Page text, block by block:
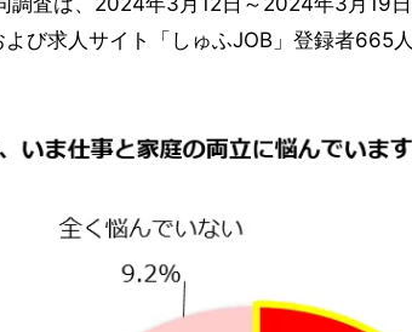
び求人サイト「しゅふJOB」登録者665